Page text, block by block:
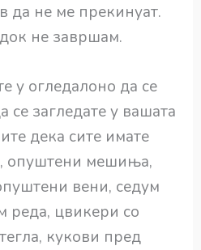
да не ме прекинуат.
не завршам.
у огледалоно да се
се загледате у вашата
дека сите имате
опуштени мешиња,
вени, седум
реда, цвикери со
кукови пред